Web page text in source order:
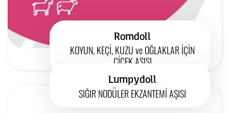
Romdoll
KOYUN, KEÇİ, KUZU ve OĞLAKLAR İÇİN
ÇİÇEK AŞISI
Lumpydoll
SIĞIR NODÜLER EKZANTEMİ AŞISI